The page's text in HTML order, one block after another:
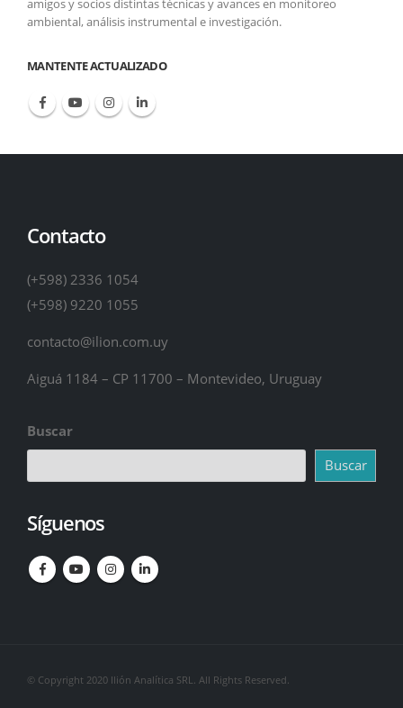
amigos y socios distintas técnicas y avances en monitoreo
ambiental, análisis instrumental e investigación.
MANTENTE ACTUALIZADO
Contacto
(+598) 2336 1054
(+598) 9220 1055
contacto@ilion.com.uy
Aiguá 1184 – CP 11700 – Montevideo, Uruguay
Buscar
Buscar
Síguenos
© Copyright 2020 Ilión Analítica SRL. All Rights Reserved.